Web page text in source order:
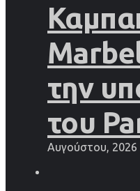
την
του
Αυγούστου, 2026